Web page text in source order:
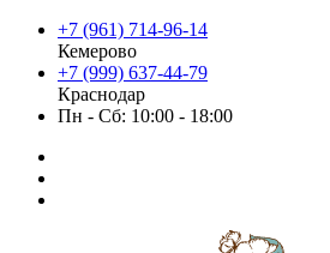
+7 (961) 714-96-14
Кемерово
+7 (999) 637-44-79
Краснодар
Пн - Сб: 10:00 - 18:00